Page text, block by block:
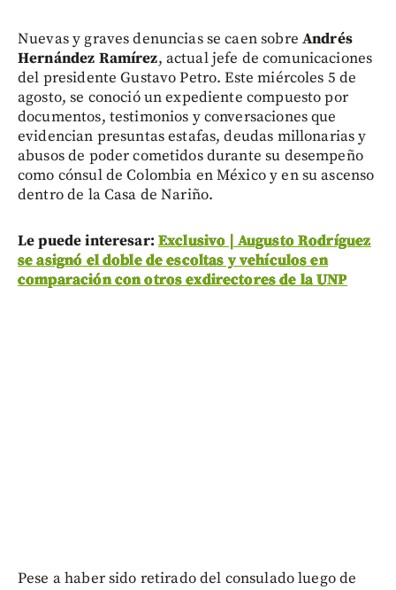
Nuevas y graves denuncias se caen sobre Andrés
Hernández Ramírez, actual jefe de comunicaciones
del presidente Gustavo Petro. Este miércoles 5 de
agosto, se conoció un expediente compuesto por
documentos, testimonios y conversaciones que
evidencian presuntas estafas, deudas millonarias y
abusos de poder cometidos durante su desempeño
como cónsul de Colombia en México y en su ascenso
dentro de la Casa de Nariño.
Le puede interesar: Exclusivo | Augusto Rodríguez
se asignó el doble de escoltas y vehículos en
comparación con otros exdirectores de la UNP
Pese a haber sido retirado del consulado luego de